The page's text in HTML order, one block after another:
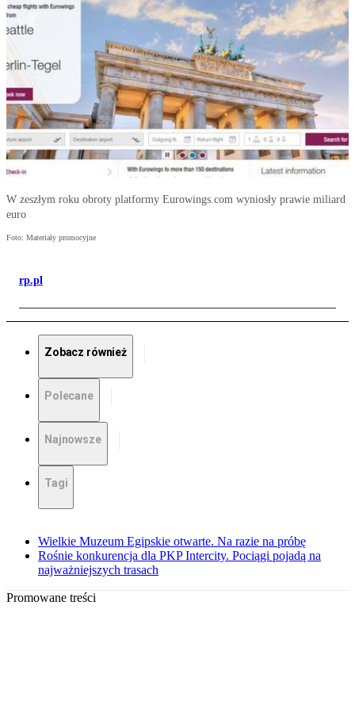
W zeszłym roku obroty platformy Eurowings.com wyniosły prawie miliard
euro
Foto: Materiały promocyjne
rp.pl
Zobacz również
Polecane
Najnowsze
Tagi
Wielkie Muzeum Egipskie otwarte. Na razie na próbę
Rośnie konkurencja dla PKP Intercity. Pociągi pojadą na
najważniejszych trasach
Promowane treści